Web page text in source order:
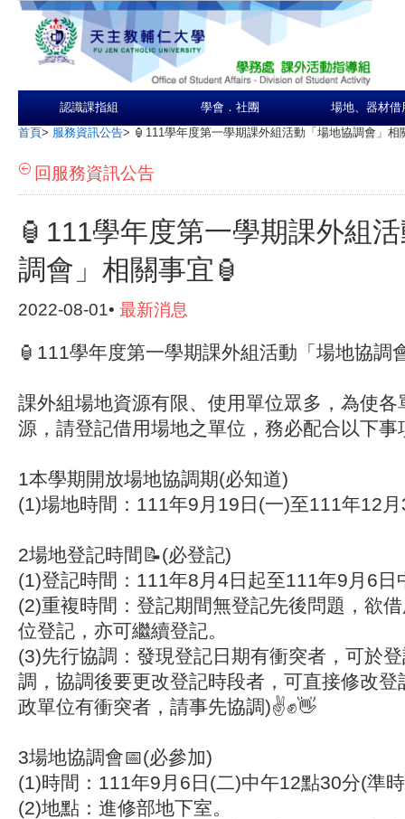
認識課指組 學會．社團 場地、器材借
首頁> 服務資訊公告> 🏮111學年度第一學期課外組活動「場地協調會」相
回服務資訊公告
🏮111學年度第一學期課外組
調會」相關事宜🏮
2022-08-01• 最新消息
🏮111學年度第一學期課外組活動「場地協調
課外組場地資源有限、使用單位眾多，為使各
源，請登記借用場地之單位，務必配合以下事
1本學期開放場地協調期(必知道)
(1)場地時間：111年9月19日(一)至111年12
2場地登記時間📝(必登記)
(1)登記時間：111年8月4日起至111年9月6日
(2)重複時間：登記期間無登記先後問題，欲
位登記，亦可繼續登記。
(3)先行協調：發現登記日期有衝突者，可於
調，協調後要更改登記時段者，可直接修改登
政單位有衝突者，請事先協調)✌✊👋
3場地協調會📅(必參加)
(1)時間：111年9月6日(二)中午12點30分(準
(2)地點：進修部地下室。